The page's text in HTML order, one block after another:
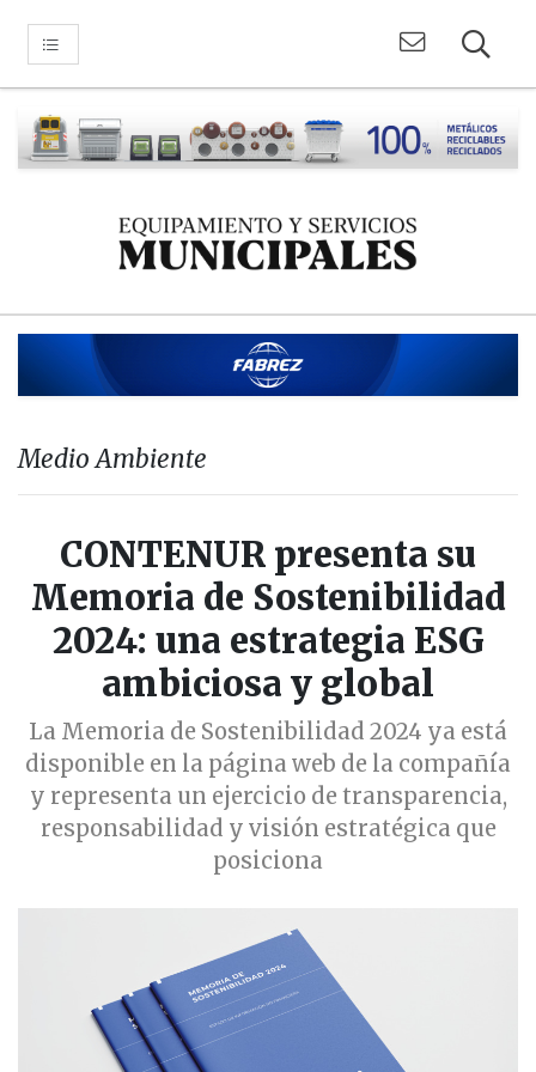
Medio Ambiente
CONTENUR presenta su
Memoria de Sostenibilidad
2024: una estrategia ESG
ambiciosa y global
La Memoria de Sostenibilidad 2024 ya está
disponible en la página web de la compañía
y representa un ejercicio de transparencia,
responsabilidad y visión estratégica que
posiciona